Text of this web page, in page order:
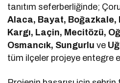
tanıtım seferberliğinde;
Alaca, Bayat, Boğazkale,
Kargı, Laçin, Mecitözü,
Osmancık, Sungurlu ve
tüm ilçeler projeye entegre